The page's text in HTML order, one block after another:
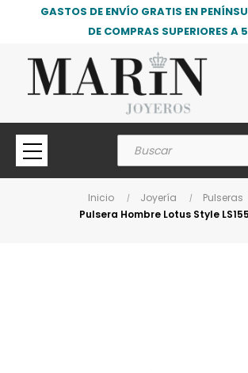
GASTOS DE ENVÍO GRATIS EN
DE COMPRAS SUPERIORES A
Inicio Joyería
Pulseras
Pulsera Hombre Lotus Style